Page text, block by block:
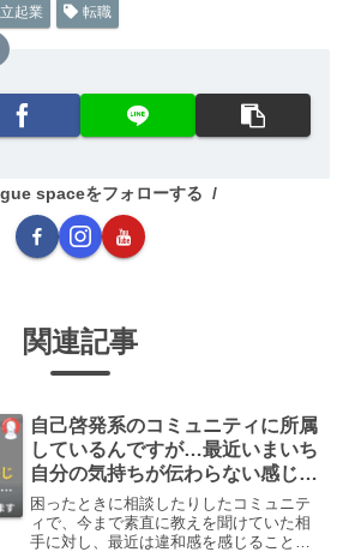
起業 転職
spaceをフォローする
関連記事
自己啓発系のコミュニティに所属
しているんですが…最近いまいち
自分の気持ちが伝わらない感じが
ある
困ったときに相談したりしたコミュニテ
ィで、今まで素直に教えを聞けていた相
手に対し、最近は違和感を感じることも